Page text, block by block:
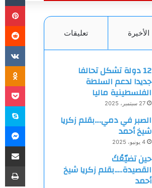
الأخيرة تعليقات
12 دولة تشكل تحالفا
جديدا لدعم السلطة
الفلسطينية ماليا
27 سبتمبر، 2025
الصبر في دمي….بقلم زكريا
شيخ أحمد
4 يونيو، 2025
حين تضيّعُكَ
القصيدة…..بقلم زكريا شيخ
أحمد